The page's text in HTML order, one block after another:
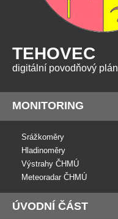
TEHOVEC
digitální povodňový plán
MONITORING
Srážkoměry
Hladinoměry
Výstrahy ČHMÚ
Meteoradar ČHMÚ
ÚVODNÍ ČÁST